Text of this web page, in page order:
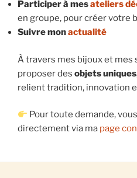
Participer à mesateliers
en groupe, pour créer votre
Suivre monactualité
À travers mes bijoux et mes
proposer des objets
relient tradition, innovation
Pour toute demande,
directement via ma page